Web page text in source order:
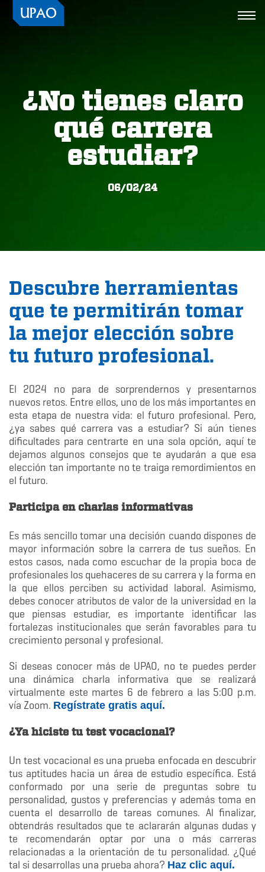
¿No tienes claro
qué carrera
estudiar?
06/02/24
Descubre herramientas
que te permitirán tomar
la mejor elección sobre
tu futuro profesional.
El 2024 no para de sorprendernos y presentarnos
nuevos retos. Entre ellos, uno de los más importantes en
esta etapa de nuestra vida: el futuro profesional. Pero,
¿ya sabes qué carrera vas a estudiar? Si aún tienes
dificultades para centrarte en una sola opción, aquí te
dejamos algunos consejos que te ayudarán a que esa
elección tan importante no te traiga remordimientos en
el futuro.
Participa en charlas informativas
Es más sencillo tomar una decisión cuando dispones de
mayor información sobre la carrera de tus sueños. En
estos casos, nada como escuchar de la propia boca de
profesionales los quehaceres de su carrera y la forma en
la que ellos perciben su actividad laboral. Asimismo,
debes conocer atributos de valor de la universidad en la
que piensas estudiar, es importante identificar las
fortalezas institucionales que serán favorables para tu
crecimiento personal y profesional.
Si deseas conocer más de UPAO, no te puedes perder
una dinámica charla informativa que se realizará
virtualmente este martes 6 de febrero a las 5:00 p.m.
vía Zoom. Regístrate gratis aquí.
¿Ya hiciste tu test vocacional?
Un test vocacional es una prueba enfocada en descubrir
tus aptitudes hacia un área de estudio específica. Está
conformado por una serie de preguntas sobre tu
personalidad, gustos y preferencias y además toma en
cuenta el desarrollo de tareas comunes. Al finalizar,
obtendrás resultados que te aclararán algunas dudas y
te recomendarán optar por una o más carreras
relacionadas a la orientación de tu personalidad. ¿Qué
tal si desarrollas una prueba ahora? Haz clic aquí.